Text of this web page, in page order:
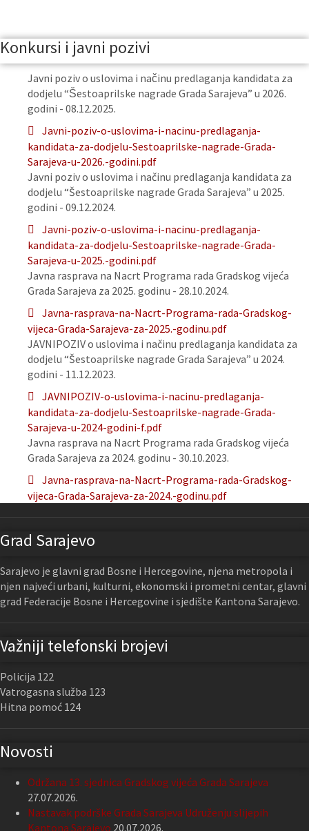
Konkursi i javni pozivi
Javni poziv o uslovima i načinu predlaganja kandidata za
dodjelu “Šestoaprilske nagrade Grada Sarajeva” u 2026.
godini - 08.12.2025.
Javni-poziv-o-uslovima-i-nacinu-predlaganja-
kandidata-za-dodjelu-Sestoaprilske-nagrade-Grada-
Sarajeva-u-2026.-godini.pdf
Javni poziv o uslovima i načinu predlaganja kandidata za
dodjelu “Šestoaprilske nagrade Grada Sarajeva” u 2025.
godini - 09.12.2024.
Javni-poziv-o-uslovima-i-nacinu-predlaganja-
kandidata-za-dodjelu-Sestoaprilske-nagrade-Grada-
Sarajeva-u-2025.-godini.pdf
Javna rasprava na Nacrt Programa rada Gradskog vijeća
Grada Sarajeva za 2025. godinu - 28.10.2024.
Javna-rasprava-na-Nacrt-Programa-rada-Gradskog-
vijeca-Grada-Sarajeva-za-2025.-godinu.pdf
JAVNIPOZIV o uslovima i načinu predlaganja kandidata za
dodjelu “Šestoaprilske nagrade Grada Sarajeva” u 2024.
godini - 11.12.2023.
JAVNIPOZIV-o-uslovima-i-nacinu-predlaganja-
kandidata-za-dodjelu-Sestoaprilske-nagrade-Grada-
Sarajeva-u-2024-godini-f.pdf
Javna rasprava na Nacrt Programa rada Gradskog vijeća
Grada Sarajeva za 2024. godinu - 30.10.2023.
Javna-rasprava-na-Nacrt-Programa-rada-Gradskog-
vijeca-Grada-Sarajeva-za-2024.-godinu.pdf
Grad Sarajevo
Sarajevo je glavni grad Bosne i Hercegovine, njena metropola i
njen najveći urbani, kulturni, ekonomski i prometni centar, glavni
grad Federacije Bosne i Hercegovine i sjedište Kantona Sarajevo.
Važniji telefonski brojevi
Policija 122
Vatrogasna služba 123
Hitna pomoć 124
Novosti
Održana 13. sjednica Gradskog vijeća Grada Sarajeva
27.07.2026.
Nastavak podrške Grada Sarajeva Udruženju slijepih
Kantona Sarajevo 20.07.2026.